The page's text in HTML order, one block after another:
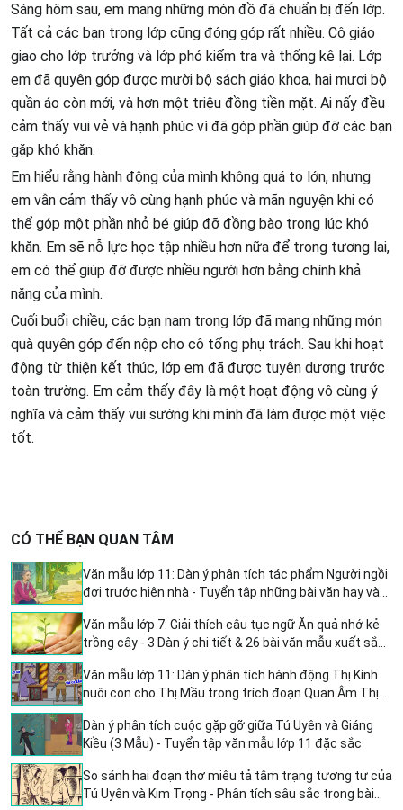
Sáng hôm sau, em mang những món đồ đã chuẩn bị đến lớp.
Tất cả các bạn trong lớp cũng đóng góp rất nhiều. Cô giáo
giao cho lớp trưởng và lớp phó kiểm tra và thống kê lại. Lớp
em đã quyên góp được mười bộ sách giáo khoa, hai mươi bộ
quần áo còn mới, và hơn một triệu đồng tiền mặt. Ai nấy đều
cảm thấy vui vẻ và hạnh phúc vì đã góp phần giúp đỡ các bạn
gặp khó khăn.
Em hiểu rằng hành động của mình không quá to lớn, nhưng
em vẫn cảm thấy vô cùng hạnh phúc và mãn nguyện khi có
thể góp một phần nhỏ bé giúp đỡ đồng bào trong lúc khó
khăn. Em sẽ nỗ lực học tập nhiều hơn nữa để trong tương lai,
em có thể giúp đỡ được nhiều người hơn bằng chính khả
năng của mình.
Cuối buổi chiều, các bạn nam trong lớp đã mang những món
quà quyên góp đến nộp cho cô tổng phụ trách. Sau khi hoạt
động từ thiện kết thúc, lớp em đã được tuyên dương trước
toàn trường. Em cảm thấy đây là một hoạt động vô cùng ý
nghĩa và cảm thấy vui sướng khi mình đã làm được một việc
tốt.
CÓ THỂ BẠN QUAN TÂM
Văn mẫu lớp 11: Dàn ý phân tích tác phẩm Người ngồi
đợi trước hiên nhà - Tuyển tập những bài văn hay và
Văn mẫu lớp 7: Giải thích câu tục ngữ Ăn quả nhớ kẻ
trồng cây - 3 Dàn ý chi tiết & 26 bài văn mẫu xuất sắc
Văn mẫu lớp 11: Dàn ý phân tích hành động Thị Kính
nuôi con cho Thị Mầu trong trích đoạn Quan Âm Thị
Dàn ý phân tích cuộc gặp gỡ giữa Tú Uyên và Giáng
Kiều (3 Mẫu) - Tuyển tập văn mẫu lớp 11 đặc sắc
So sánh hai đoạn thơ miêu tả tâm trạng tương tư của
Tú Uyên và Kim Trọng - Phân tích sâu sắc trong bài